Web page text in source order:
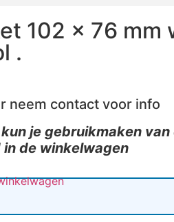
102 x 76 mm
.
neem contact voor info
je gebruikmaken
de winkelwagen